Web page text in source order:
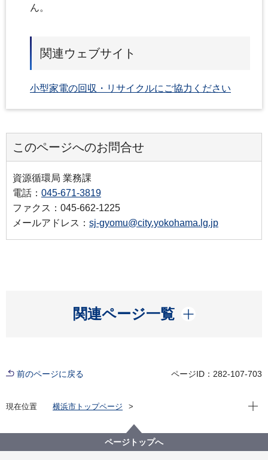
ん。
関連ウェブサイト
小型家電の回収・リサイクルにご協力ください
このページへのお問合せ
資源循環局 業務課
電話： 045-671-3819
ファクス：045-662-1225
メールアドレス： sj-gyomu@city.yokohama.lg.jp
関連ページ一覧
開く
前のページに戻る ページID：282-107-703
現在位置
横浜市トップページ
資源循環局
小型家電回収ボックスにより回収した小型家電は、ど
のように処理するのですか。
現在
ページトップへ